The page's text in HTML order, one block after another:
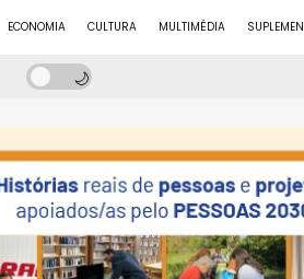
ECONOMIA CULTURA MULTIMÉDIA